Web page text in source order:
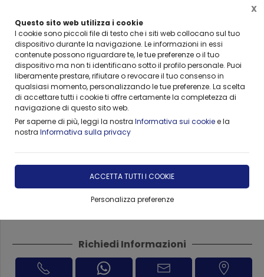
Questo sito web utilizza i cookie
I cookie sono piccoli file di testo che i siti web collocano sul tuo
dispositivo durante la navigazione. Le informazioni in essi
contenute possono riguardare te, le tue preferenze o il tuo
dispositivo ma non ti identificano sotto il profilo personale. Puoi
liberamente prestare, rifiutare o revocare il tuo consenso in
qualsiasi momento, personalizzando le tue preferenze. La scelta
di accettare tutti i cookie ti offre certamente la completezza di
navigazione di questo sito web.
Per saperne di più, leggi la nostra Informativa sui cookiee la
nostra Informativa sulla privacy
ACCETTA TUTTI I COOKIE
Personalizza preferenze
X
Home Forniture VISMARA ARREDO BEAUTY & SPA Mobili Tecnici e Funzionali
Mobile Vismara Nat H2O
-10,00%
€ 373,50
Richiedi Informazioni